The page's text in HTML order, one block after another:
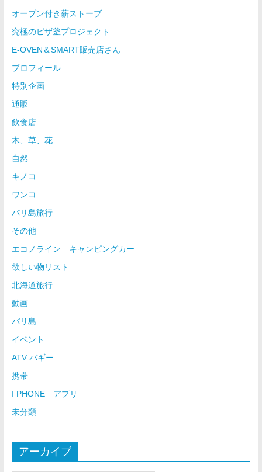
オーブン付き薪ストーブ
究極のピザ釜プロジェクト
E-OVEN＆SMART販売店さん
プロフィール
特別企画
通販
飲食店
木、草、花
自然
キノコ
ワンコ
バリ島旅行
その他
エコノライン キャンピングカー
欲しい物リスト
北海道旅行
動画
バリ島
イベント
ATV バギー
携帯
I PHONE アプリ
未分類
アーカイブ